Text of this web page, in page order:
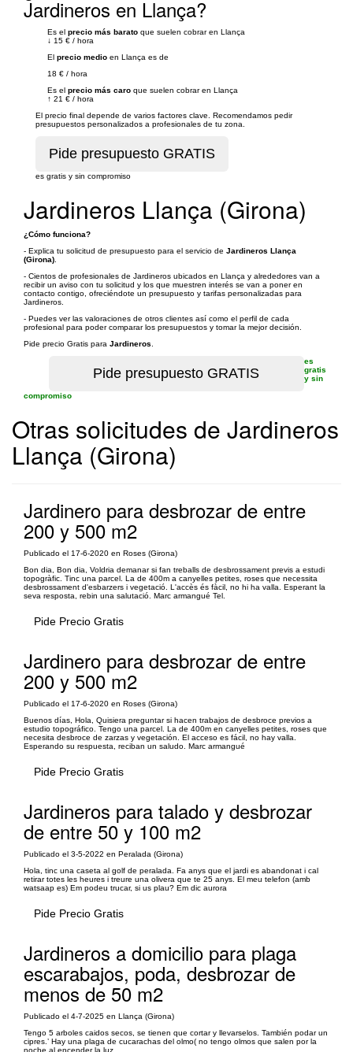
Jardineros en Llança?
Es el precio más barato que suelen cobrar en Llança
↓ 15 € / hora
El precio medio en Llança es de
18 € / hora
Es el precio más caro que suelen cobrar en Llança
↑ 21 € / hora
El precio final depende de varios factores clave. Recomendamos pedir
presupuestos personalizados a profesionales de tu zona.
es gratis y sin compromiso
Jardineros Llança (Girona)
¿Cómo funciona?
- Explica tu solicitud de presupuesto para el servicio de Jardineros Llança
(Girona)
- Cientos de profesionales de Jardineros ubicados en Llança y alrededores van a
recibir un aviso con tu solicitud y los que muestren interés se van a poner en
contacto contigo, ofreciéndote un presupuesto y tarifas personalizadas para
Jardineros.
- Puedes ver las valoraciones de otros clientes así como el perfil de cada
profesional para poder comparar los presupuestos y tomar la mejor decisión.
Pide precio Gratis para Jardineros
es
gratis
y sin
compromiso
Otras solicitudes de Jardineros
Llança (Girona)
Jardinero para desbrozar de entre
200 y 500 m2
Publicado el 17-6-2020 en Roses (Girona)
Bon dia, Bon dia, Voldria demanar si fan treballs de desbrossament previs a estudi
topogràfic. Tinc una parcel. La de 400m a canyelles petites, roses que necessita
desbrossament d'esbarzers i vegetació. L'accès és fàcil, no hi ha valla. Esperant la
seva resposta, rebin una salutació. Marc armangué Tel.
Pide Precio Gratis
Jardinero para desbrozar de entre
200 y 500 m2
Publicado el 17-6-2020 en Roses (Girona)
Buenos días, Hola, Quisiera preguntar si hacen trabajos de desbroce previos a
estudio topográfico. Tengo una parcel. La de 400m en canyelles petites, roses que
necesita desbroce de zarzas y vegetación. El acceso es fácil, no hay valla.
Esperando su respuesta, reciban un saludo. Marc armangué
Pide Precio Gratis
Jardineros para talado y desbrozar
de entre 50 y 100 m2
Publicado el 3-5-2022 en Peralada (Girona)
Hola, tinc una caseta al golf de peralada. Fa anys que el jardi es abandonat i cal
retirar totes les heures i treure una olivera que te 25 anys. El meu telefon (amb
watsaap es) Em podeu trucar, si us plau? Em dic aurora
Pide Precio Gratis
Jardineros a domicilio para plaga
escarabajos, poda, desbrozar de
menos de 50 m2
Publicado el 4-7-2025 en Llança (Girona)
Tengo 5 arboles caidos secos, se tienen que cortar y llevarselos. También podar un
cipres.’ Hay una plaga de cucarachas del olmo( no tengo olmos que salen por la
noche al encender la luz